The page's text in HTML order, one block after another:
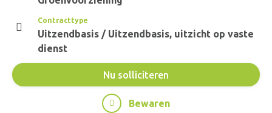
Contracttype
Uitzendbasis / Uitzendbasis, uitzicht op vaste
dienst
Nu solliciteren
Bewaren